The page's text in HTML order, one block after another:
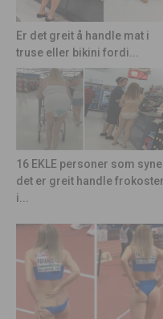
Er det greit å handle mat i
truse eller bikini fordi...
16 EKLE personer som
det er greit handle
i...